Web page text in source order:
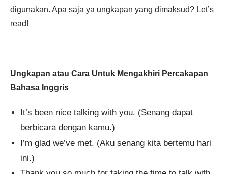
digunakan. Apa saja ya ungkapan yang dimaksud? Let’s
read!
Ungkapan atau Cara Untuk Mengakhiri Percakapan
Bahasa Inggris
It’s been nice talking with you. (Senang dapat
berbicara dengan kamu.)
I’m glad we’ve met. (Aku senang kita bertemu hari
ini.)